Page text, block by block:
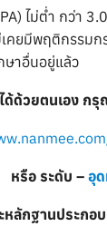
ไม่ต่ำ กว่า
คยมีพฤติกรรมก
ษาอื่นอยู่แล้ว
ด้ด้วยตนเอง ก
หรือ ระดับ – อุ
หลักฐานประกอ